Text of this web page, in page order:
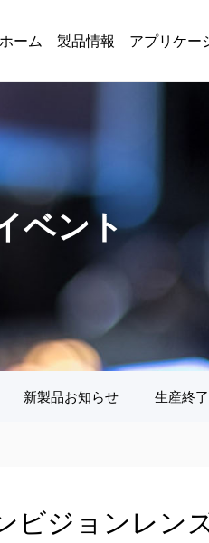
ホーム 製品情報 アプリケー
ベント
新製品お知らせ 生産終
ビジョンレン